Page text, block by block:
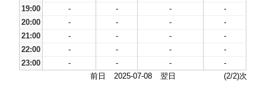
19:00
- - -
-
20:00
- - -
-
21:00
- - -
-
22:00
- - -
-
23:00
- - -
-
前日
2025-07-08 翌日 (2/2)次